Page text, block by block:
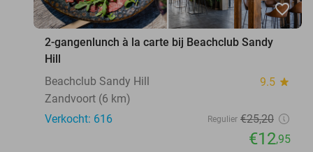
favorite_border
2-gangenlunch à la carte bij Beachclub Sandy
Hill
Beachclub Sandy Hill
9.5 star
Zandvoort (6 km)
Verkocht: 616
Regulier €25,20
€12,95